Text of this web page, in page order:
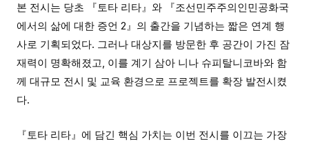
본 전시는 당초 『토타 리타』와 『조선민주주의인민공화국
에서의 삶에 대한 증언 2』의 출간을 기념하는 짧은 연계 행
사로 기획되었다. 그러나 대상지를 방문한 후 공간이 가진 잠
재력이 명확해졌고, 이를 계기 삼아 니나 슈피탈니코바와 함
께 대규모 전시 및 교육 환경으로 프로젝트를 확장 발전시켰
다.
『토타 리타』에 담긴 핵심 가치는 이번 전시를 이끄는 가장